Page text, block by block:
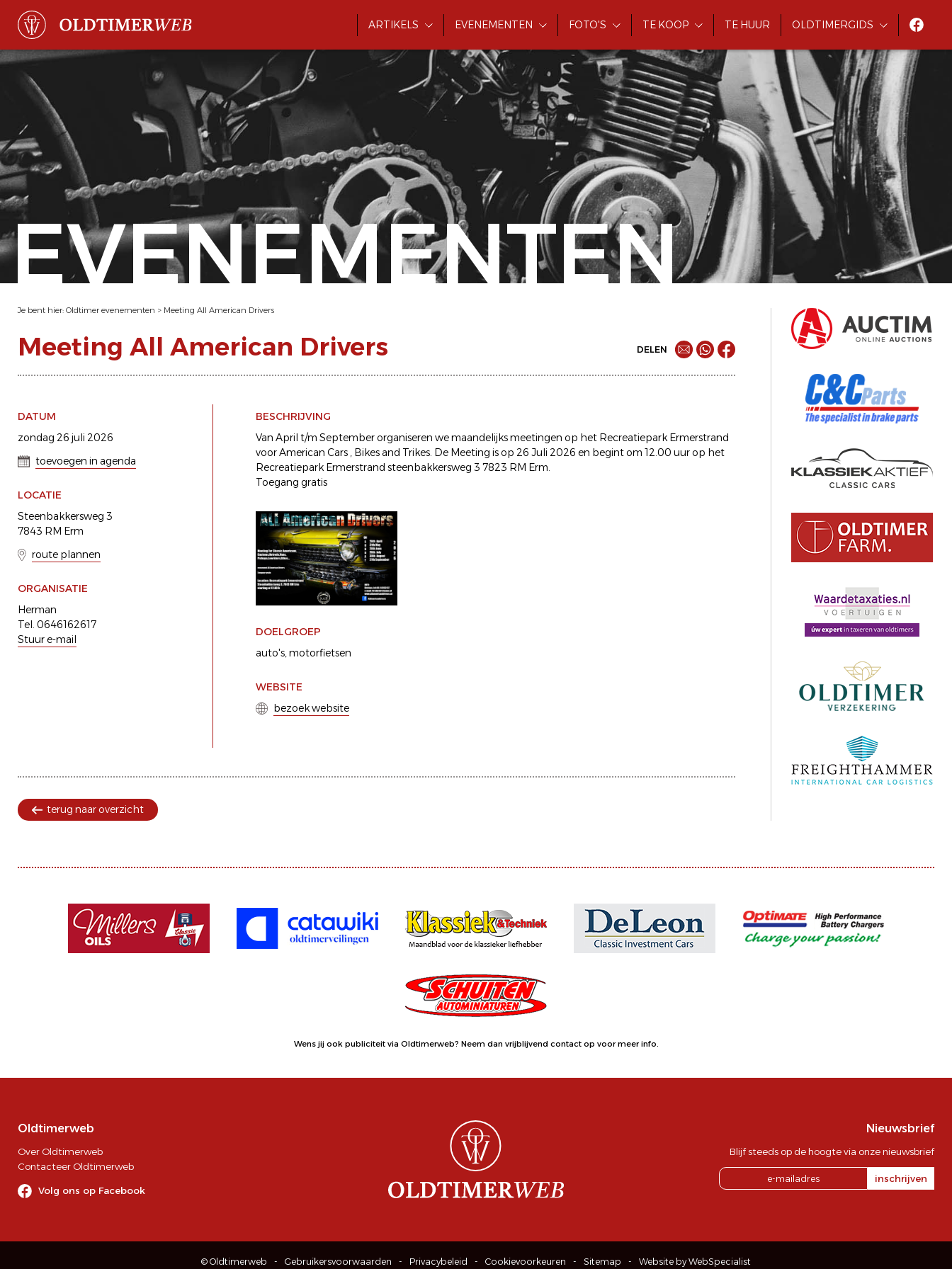
ARTIKELS EVENEMENTEN FOTO'S TE KOOP TE HUUR OLDTIMERGIDS
EVENEMENTEN
Je bent hier: Oldtimer evenementen > Meeting All American Drivers
Meeting All American Drivers DELEN
DATUM
zondag 26 juli 2026
toevoegen in agenda
LOCATIE
Steenbakkersweg 3
7843 RM Erm
route plannen
ORGANISATIE
Herman
Tel. 0646162617
Stuur e-mail
BESCHRIJVING
Van April t/m September organiseren we maandelijks meetingen op het Recreatiepark Ermerstrand
voor American Cars , Bikes and Trikes. De Meeting is op 26 Juli 2026 en begint om 12.00 uur op het
Recreatiepark Ermerstrand steenbakkersweg 3 7823 RM Erm.
Toegang gratis
DOELGROEP
auto's motorfietsen
WEBSITE
bezoek website
terug naar overzicht
Wens jij ook publiciteit via Oldtimerweb? Neem dan vrijblijvend contact op voor meer info.
Oldtimerweb
Over Oldtimerweb
Contacteer Oldtimerweb
Volg ons op Facebook
Nieuwsbrief
Blijf steeds op de hoogte via onze nieuwsbrief
inschrijven
© Oldtimerweb Gebruikersvoorwaarden Privacybeleid Cookievoorkeuren Sitemap Website by WebSpecialist